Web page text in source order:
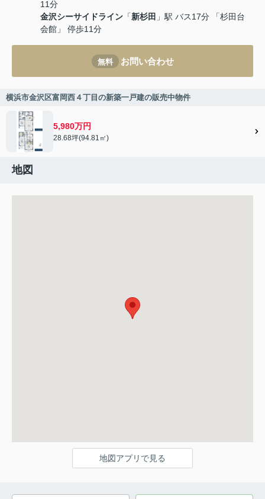
11分
金沢シーサイドライン 「新杉田 」駅 バス17分 「杉田台
会館」 停歩11分
無料 お問い合わせ
横浜市金沢区富岡西４丁目の新築一戸建の販売中物件
5,980万円
28.68坪(94.81㎡)
地図
地図アプリで見る